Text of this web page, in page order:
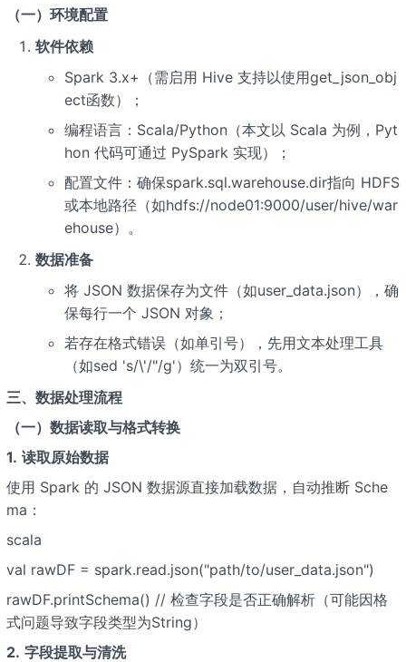
（一）环境配置
软件依赖
Spark 3.x+（需启用 Hive 支持以使用get_json_obj
ect函数）；
编程语言：Scala/Python（本文以 Scala 为例，Pyt
hon 代码可通过 PySpark 实现）；
配置文件：确保spark.sql.warehouse.dir指向 HDFS
或本地路径（如hdfs://node01:9000/user/hive/war
ehouse）。
数据准备
将 JSON 数据保存为文件（如user_data.json），确
保每行一个 JSON 对象；
若存在格式错误（如单引号），先用文本处理工具
（如sed 's/\'/"/g'）统一为双引号。
三、数据处理流程
（一）数据读取与格式转换
1. 读取原始数据
使用 Spark 的 JSON 数据源直接加载数据，自动推断 Sche
ma：
scala
val rawDF = spark.read.json("path/to/user_data.json")
rawDF.printSchema() // 检查字段是否正确解析（可能因格
式问题导致字段类型为String）
2. 字段提取与清洗